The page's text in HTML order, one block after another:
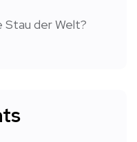
der Welt?